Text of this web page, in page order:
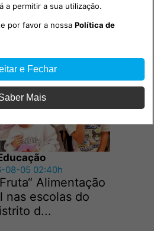
notícias
08-05 02:40h
Alimentação
nas escolas do
d...
a permitir a sua utilização.
por favor a nossaPolítica de
e Fechar
Mais